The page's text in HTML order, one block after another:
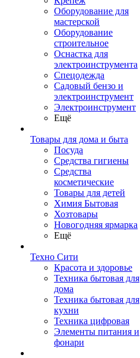
Оборудование для
мастерской
Оборудование
строительное
Оснастка для
электроинструмента
Спецодежда
Садовый бензо и
электроинструмент
Электроинструмент
Ещё
Товары для дома и быта
Посуда
Средства гигиены
Средства
косметические
Товары для детей
Химия Бытовая
Хозтовары
Новогодняя ярмарка
Ещё
Техно Сити
Красота и здоровье
Техника бытовая для
дома
Техника бытовая для
кухни
Техника цифровая
Элементы питания и
фонари